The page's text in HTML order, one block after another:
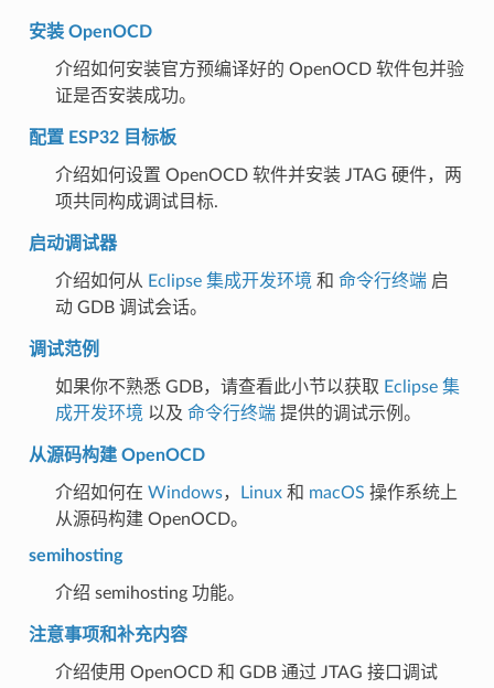
安装 OpenOCD
介绍如何安装官方预编译好的 OpenOCD 软件包并验
证是否安装成功。
配置 ESP32 目标板
介绍如何设置 OpenOCD 软件并安装 JTAG 硬件，两
项共同构成调试目标.
启动调试器
介绍如何从 Eclipse 集成开发环境 和 命令行终端启
动 GDB 调试会话。
调试范例
如果你不熟悉 GDB，请查看此小节以获取 Eclipse 集
成开发环境 以及 命令行终端提供的调试示例。
从源码构建 OpenOCD
介绍如何在 Windows， Linux和 macOS 操作系统上
从源码构建 OpenOCD。
semihosting
介绍 semihosting 功能。
注意事项和补充内容
介绍使用 OpenOCD 和 GDB 通过 JTAG 接口调试